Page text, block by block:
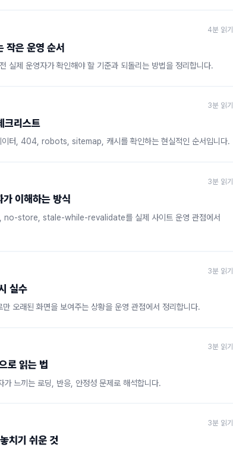
4분 읽기
작은 운영 순서
제 운영자가 확인해야 할 기준과 되돌리는 방법을 정리합니다.
3분 읽기
크리스트
이터, 404, robots, sitemap, 캐시를 확인하는 현실적인 순서입니다.
3분 읽기
이해하는 방식
store, stale-while-revalidate를 실제 사이트 운영 관점에서
3분 읽기
실수
오래된 화면을 보여주는 상황을 운영 관점에서 정리합니다.
3분 읽기
읽는 법
느끼는 로딩, 반응, 안정성 문제로 해석합니다.
3분 읽기
치기 쉬운 것